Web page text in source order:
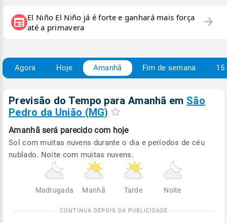
newspaper El Niño El Niño já é forte e ganhará mais força
até a primavera
arrow_forward
Agora Hoje Amanhã Fim de semana 15
Previsão do Tempo para Amanhã em São
Pedro da União (MG)
Amanhã será parecido com hoje
Sol com muitas nuvens durante o dia e períodos de céu
nublado. Noite com muitas nuvens.
Madrugada Manhã Tarde Noite